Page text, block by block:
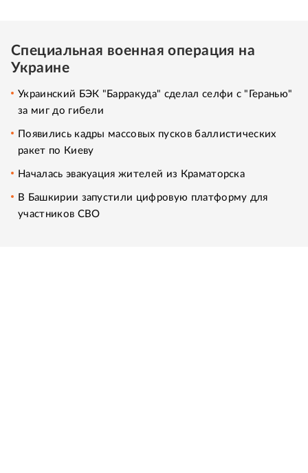
Специальная военная операция на
Украине
Украинский БЭК "Барракуда" сделал селфи с "Геранью"
за миг до гибели
Появились кадры массовых пусков баллистических
ракет по Киеву
Началась эвакуация жителей из Краматорска
В Башкирии запустили цифровую платформу для
участников СВО